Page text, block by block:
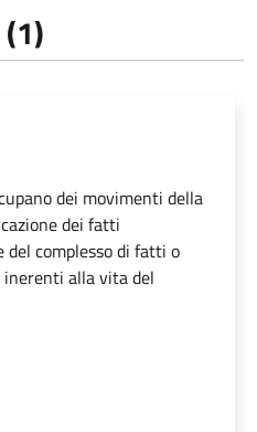
dei movimenti della
dei fatti
complesso di fatti o
alla vita del